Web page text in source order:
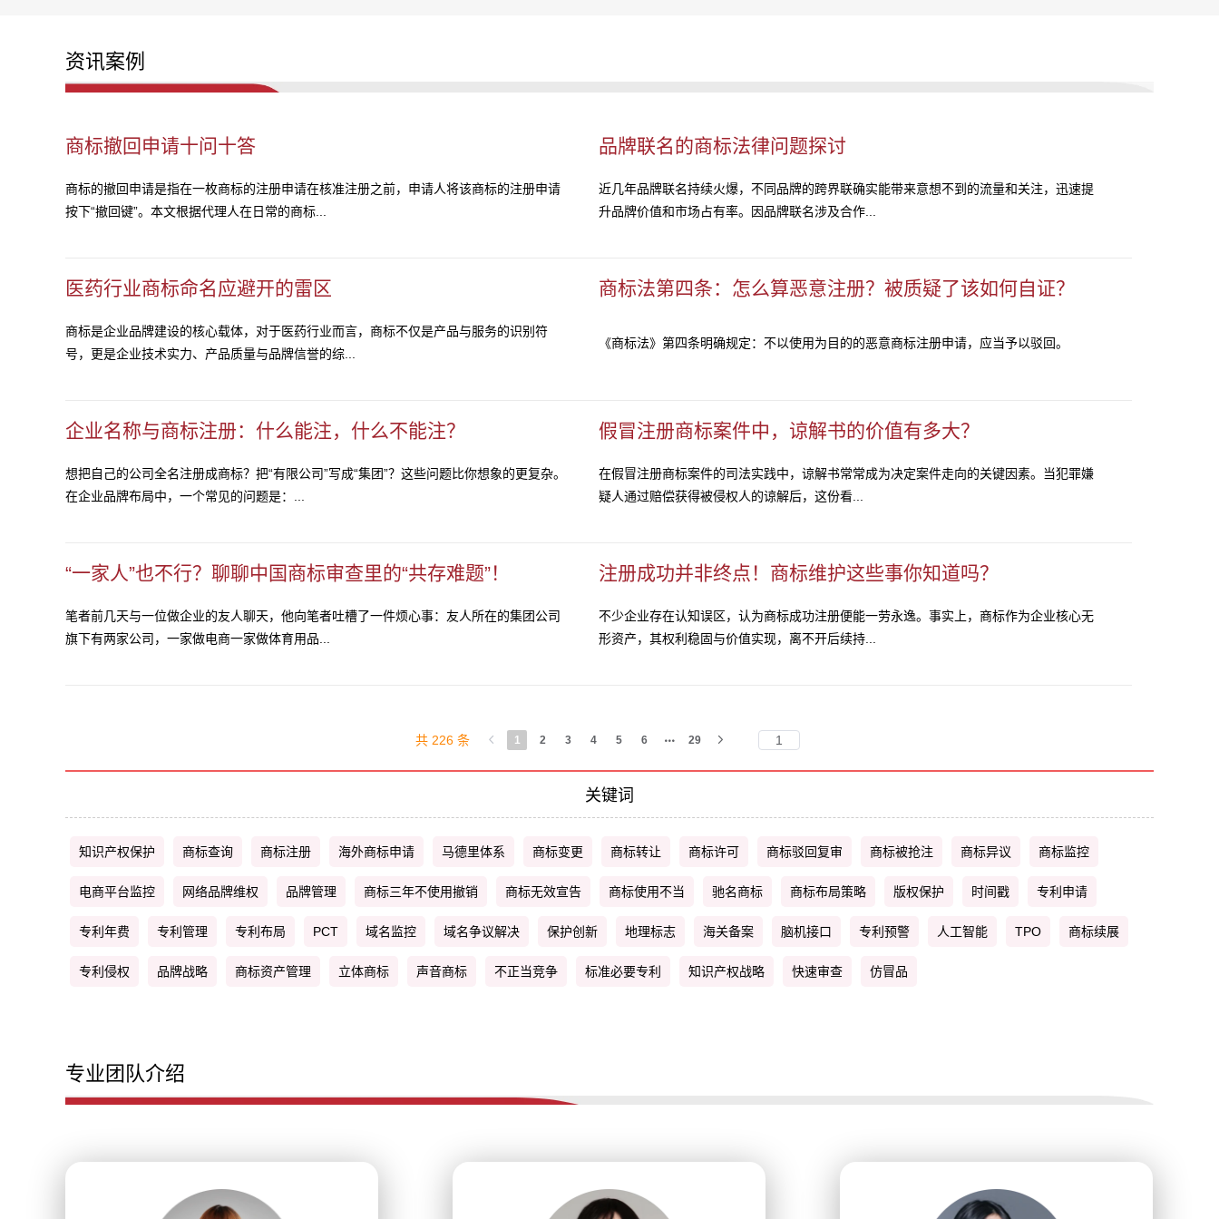
资讯案例
商标撤回申请十问十答
商标的撤回申请是指在一枚商标的注册申请在核准注册之前，申请人将该商标的注册申请
按下“撤回键”。本文根据代理人在日常的商标...
品牌联名的商标法律问题探讨
近几年品牌联名持续火爆，不同品牌的跨界联确实能带来意想不到的流量和关注，迅速提
升品牌价值和市场占有率。因品牌联名涉及合作...
医药行业商标命名应避开的雷区
商标是企业品牌建设的核心载体，对于医药行业而言，商标不仅是产品与服务的识别符
号，更是企业技术实力、产品质量与品牌信誉的综...
商标法第四条：怎么算恶意注册？被质疑了该如何自证？
《商标法》第四条明确规定：不以使用为目的的恶意商标注册申请，应当予以驳回。
企业名称与商标注册：什么能注，什么不能注？
想把自己的公司全名注册成商标？把“有限公司”写成“集团”？这些问题比你想象的更复杂。
在企业品牌布局中，一个常见的问题是：...
假冒注册商标案件中，谅解书的价值有多大？
在假冒注册商标案件的司法实践中，谅解书常常成为决定案件走向的关键因素。当犯罪嫌
疑人通过赔偿获得被侵权人的谅解后，这份看...
“一家人”也不行？聊聊中国商标审查里的“共存难题”！
笔者前几天与一位做企业的友人聊天，他向笔者吐槽了一件烦心事：友人所在的集团公司
旗下有两家公司，一家做电商一家做体育用品...
注册成功并非终点！商标维护这些事你知道吗？
不少企业存在认知误区，认为商标成功注册便能一劳永逸。事实上，商标作为企业核心无
形资产，其权利稳固与价值实现，离不开后续持...
共 226 条 1 2 3 4 5 6 29
关键词
知识产权保护 商标查询 商标注册 海外商标申请 马德里体系 商标变更 商标转让 商标许可 商标驳回复审 商标被抢注 商标异议 商标监控
电商平台监控 网络品牌维权 品牌管理 商标三年不使用撤销 商标无效宣告 商标使用不当 驰名商标 商标布局策略 版权保护 时间戳 专利申请
专利年费 专利管理 专利布局 PCT 域名监控 域名争议解决 保护创新 地理标志 海关备案 脑机接口 专利预警 人工智能 TPO 商标续展
专利侵权 品牌战略 商标资产管理 立体商标 声音商标 不正当竞争 标准必要专利 知识产权战略 快速审查 仿冒品
专业团队介绍